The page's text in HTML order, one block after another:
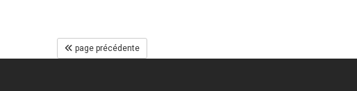
page précédente